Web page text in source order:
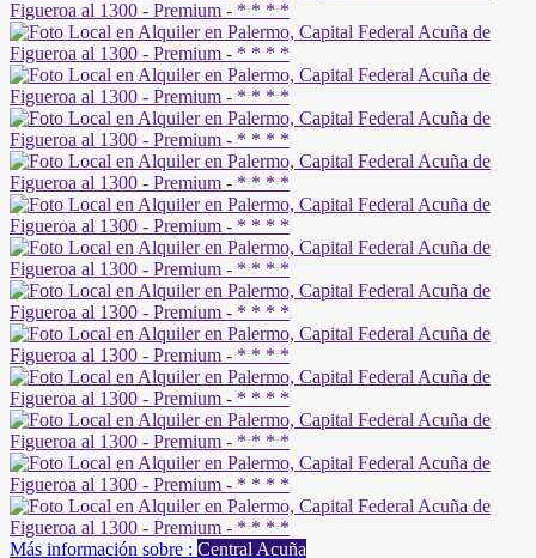
Más información sobre : Central Acuña